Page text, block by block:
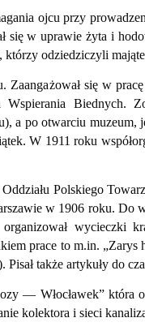
ojcu przy
w uprawie żyta i
odziedziczyli
się w
Biednych.
a po otwarciu
W 1911 roku
Polskiego
w 1906 roku.
prace to m.in.
także artykuły do
— Włocławek” która
kolektora i sieci